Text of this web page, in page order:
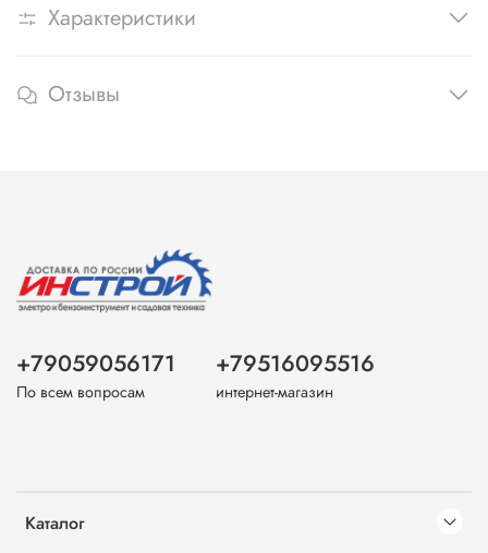
Характеристики
Отзывы
Каталог
+79059056171
По всем вопросам
+79516095516
интернет-магазин